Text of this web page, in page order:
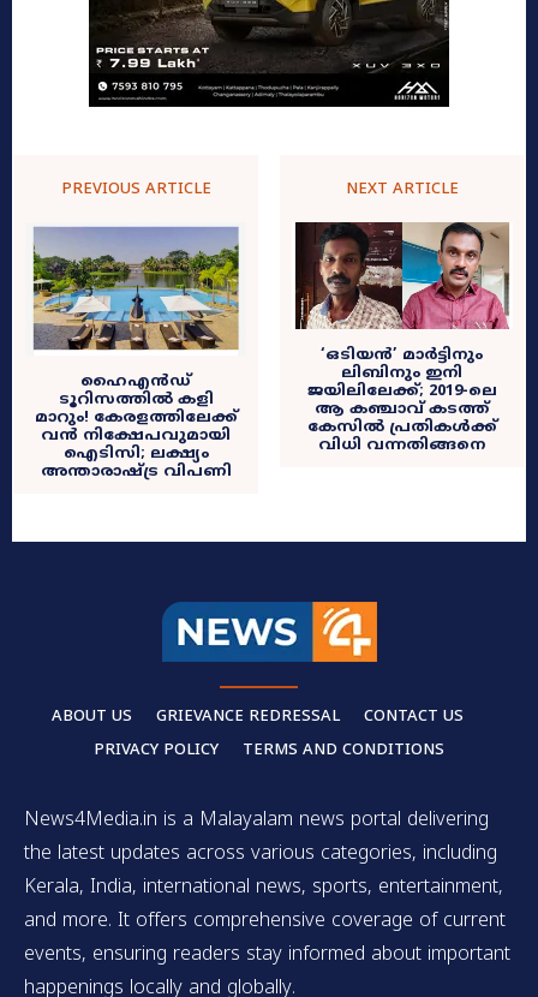
PREVIOUS ARTICLE
ഹൈഎൻഡ്
ടൂറിസത്തിൽ കളി
മാറും! കേരളത്തിലേക്ക്
വൻ നിക്ഷേപവുമായി
ഐടിസി; ലക്ഷ്യം
അന്താരാഷ്ട്ര വിപണി
NEXT ARTICLE
‘ഒടിയൻ’ മാർട്ടിനും
ലിബിനും ഇനി
ജയിലിലേക്ക്; 2019-ലെ
ആ കഞ്ചാവ് കടത്ത്
കേസിൽ പ്രതികൾക്ക്
വിധി വന്നതിങ്ങനെ
ABOUT US GRIEVANCE REDRESSAL
CONTACT US
PRIVACY POLICY
TERMS AND CONDITIONS
News4Media.in is a Malayalam news portal delivering
the latest updates across various categories, including
Kerala, India, international news, sports, entertainment,
and more. It offers comprehensive coverage of current
events, ensuring readers stay informed about important
happenings locally and globally.